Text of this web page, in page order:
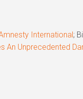
International;
An Unprecedented